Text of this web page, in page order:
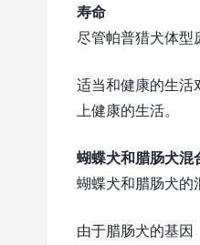
寿命
尽管帕普猎犬体型
适当和健康的生活
上健康的生活。
蝴蝶犬和腊肠犬混
蝴蝶犬和腊肠犬的
由于腊肠犬的基